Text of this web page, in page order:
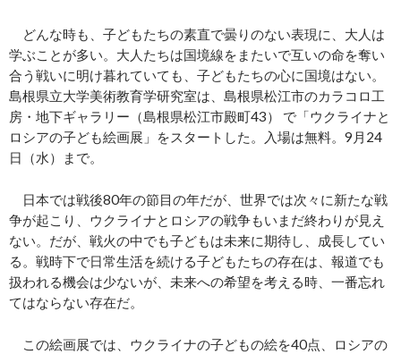
どんな時も、子どもたちの素直で曇りのない表現に、大人は
学ぶことが多い。大人たちは国境線をまたいで互いの命を奪い
合う戦いに明け暮れていても、子どもたちの心に国境はない。
島根県立大学美術教育学研究室は、島根県松江市のカラコロ工
房・地下ギャラリー（島根県松江市殿町43） で「ウクライナと
ロシアの子ども絵画展」をスタートした。入場は無料。9月24
日（水）まで。
日本では戦後80年の節目の年だが、世界では次々に新たな戦
争が起こり、ウクライナとロシアの戦争もいまだ終わりが見え
ない。だが、戦火の中でも子どもは未来に期待し、成長してい
る。戦時下で日常生活を続ける子どもたちの存在は、報道でも
扱われる機会は少ないが、未来への希望を考える時、一番忘れ
てはならない存在だ。
この絵画展では、ウクライナの子どもの絵を40点、ロシアの